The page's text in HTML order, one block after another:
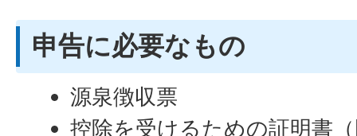
申告に必要なもの
源泉徴収票
控除を受けるための証明書